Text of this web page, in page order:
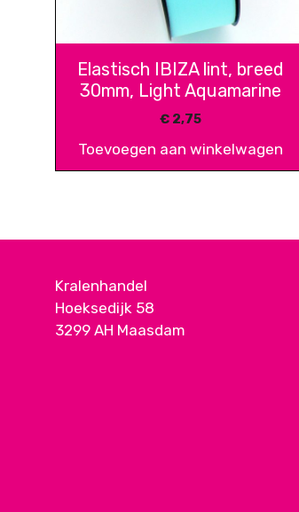
Elastisch IBIZA lint, breed
30mm, Light Aquamarine
€2,75
Toevoegen aan winkelwagen
Kralenhandel
Hoeksedijk 58
3299 AH Maasdam